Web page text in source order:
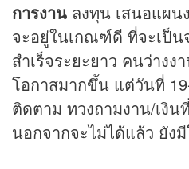
การงาน ลงทุน เสนอแผน
จะอยู่ในเกณฑ์ดี ที่จะเป็น
สำเร็จระยะยาว คนว่าง
โอกาสมากขึ้น แต่วันที่
ติดตาม ทวงถามงาน/เงิน
นอกจากจะไม่ได้แล้ว ยัง